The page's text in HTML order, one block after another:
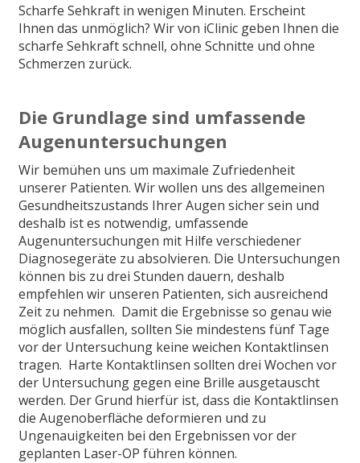
Scharfe Sehkraft in wenigen Minuten. Erscheint
Ihnen das unmöglich? Wir von iClinic geben Ihnen die
scharfe Sehkraft schnell, ohne Schnitte und ohne
Schmerzen zurück.
Die Grundlage sind umfassende
Augenuntersuchungen
Wir bemühen uns um maximale Zufriedenheit
unserer Patienten. Wir wollen uns des allgemeinen
Gesundheitszustands Ihrer Augen sicher sein und
deshalb ist es notwendig, umfassende
Augenuntersuchungen mit Hilfe verschiedener
Diagnosegeräte zu absolvieren. Die Untersuchungen
können bis zu drei Stunden dauern, deshalb
empfehlen wir unseren Patienten, sich ausreichend
Zeit zu nehmen. Damit die Ergebnisse so genau wie
möglich ausfallen, sollten Sie mindestens fünf Tage
vor der Untersuchung keine weichen Kontaktlinsen
tragen. Harte Kontaktlinsen sollten drei Wochen vor
der Untersuchung gegen eine Brille ausgetauscht
werden. Der Grund hierfür ist, dass die Kontaktlinsen
die Augenoberfläche deformieren und zu
Ungenauigkeiten bei den Ergebnissen vor der
geplanten Laser-OP führen können.